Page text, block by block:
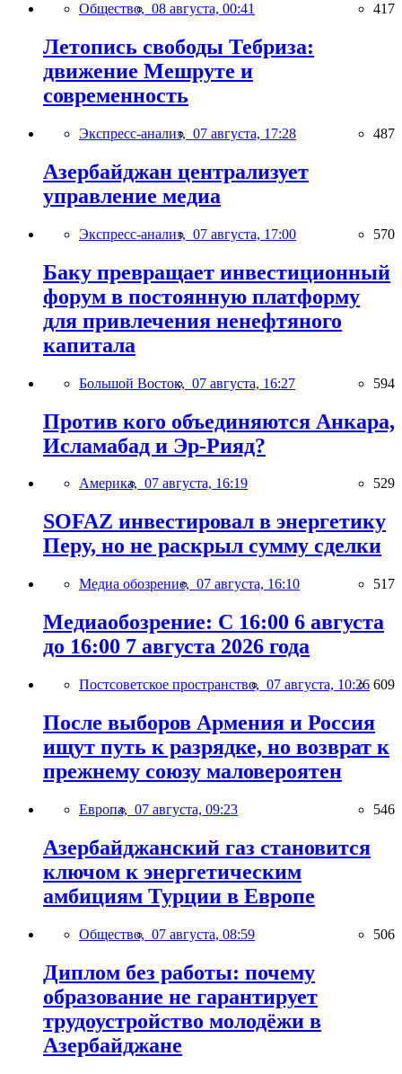
Общество, 08 августа, 00:41 417
Летопись свободы Тебриза:
движение Мешруте и
современность
Экспресс-анализ, 07 августа, 17:28 487
Азербайджан централизует
управление медиа
Экспресс-анализ, 07 августа, 17:00 570
Баку превращает инвестиционный
форум в постоянную платформу
для привлечения ненефтяного
капитала
Большой Восток, 07 августа, 16:27 594
Против кого объединяются Анкара,
Исламабад и Эр-Рияд?
Америка, 07 августа, 16:19 529
SOFAZ инвестировал в энергетику
Перу, но не раскрыл сумму сделки
Медиа обозрение, 07 августа, 16:10 517
Медиаобозрение: С 16:00 6 августа
до 16:00 7 августа 2026 года
Постсоветское пространство, 07 августа, 10:26 609
После выборов Армения и Россия
ищут путь к разрядке, но возврат к
прежнему союзу маловероятен
Европа, 07 августа, 09:23 546
Азербайджанский газ становится
ключом к энергетическим
амбициям Турции в Европе
Общество, 07 августа, 08:59 506
Диплом без работы: почему
образование не гарантирует
трудоустройство молодёжи в
Азербайджане